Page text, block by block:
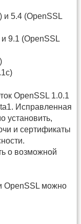
и 5.4 (OpenSSL
9.1 (OpenSSL
OpenSSL 1.0.1
Исправленная
установить,
и сертификаты
о возможной
OpenSSL можно